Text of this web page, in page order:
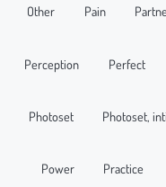
Other Pain
Perception Perfect
Photoset Photoset,
Power Practice